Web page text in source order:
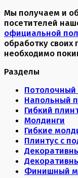
Мы получаем и
посетителей
официальной
обработку
необходимо
Разделы
Потолочный
Напольный
Гибкий
Молдинги
Гибкие
Плинтус с
Финишный